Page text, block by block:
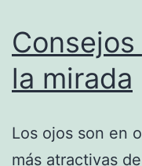
la mirada
Los ojos son en
más atractivas